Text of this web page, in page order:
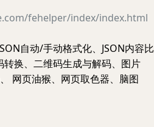
fehelper/index/index.html
自动/手动格式化、JSON内容比
换、二维码生成与解码、图片
网页油猴、网页取色器、脑图